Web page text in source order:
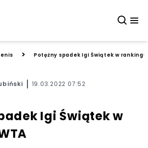
> Potężny spadek Igi Świątek w rankingu
19.03.2022 07:52
Igi Świątek w